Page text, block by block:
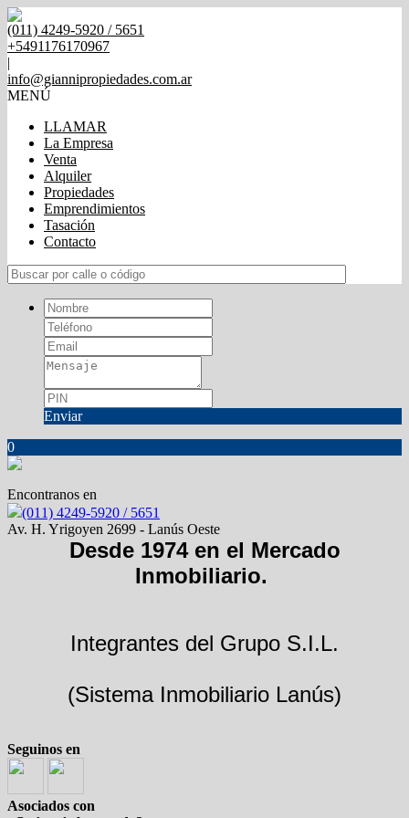
(011) 4249-5920 / 5651
+5491176170967
|
info@giannipropiedades.com.ar
MENÚ
LLAMAR
La Empresa
Venta
Alquiler
Propiedades
Emprendimientos
Tasación
Contacto
Enviar
0
Encontranos en
(011) 4249-5920 / 5651
Av. H. Yrigoyen 2699 - Lanús Oeste
Desde 1974 en el Mercado
Inmobiliario.
Integrantes del Grupo S.I.L.
(Sistema Inmobiliario Lanús)
Seguinos en
Asociados con